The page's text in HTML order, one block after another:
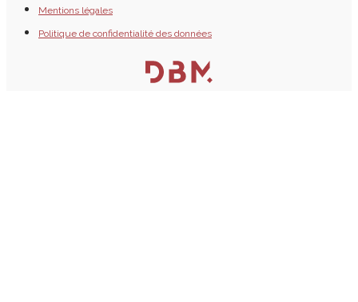
Mentions légales
Politique de confidentialité des données